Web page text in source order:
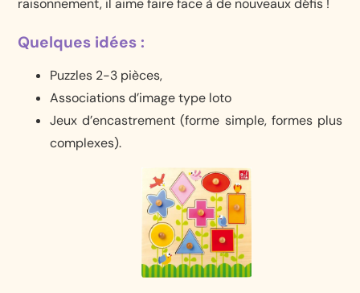
Quelques idées :
Puzzles 2-3 pièces,
Associations d’image type loto
Jeux d’encastrement (forme simple, formes plus
complexes).